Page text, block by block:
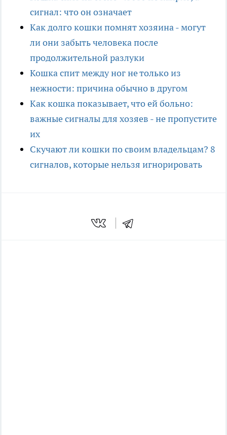
сигнал: что он означает
Как долго кошки помнят хозяина - могут
ли они забыть человека после
продолжительной разлуки
Кошка спит между ног не только из
нежности: причина обычно в другом
Как кошка показывает, что ей больно:
важные сигналы для хозяев - не пропустите
их
Скучают ли кошки по своим владельцам? 8
сигналов, которые нельзя игнорировать